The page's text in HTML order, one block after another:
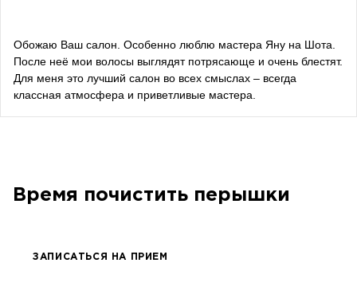
Bazhana
songwriter
Обожаю Ваш салон. Особенно люблю мастера Яну на Шота.
После неё мои волосы выглядят потрясающе и очень блестят.
Для меня это лучший салон во всех смыслах – всегда
классная атмосфера и приветливые мастера.
Время почистить перышки
ЗАПИСАТЬСЯ НА ПРИЕМ